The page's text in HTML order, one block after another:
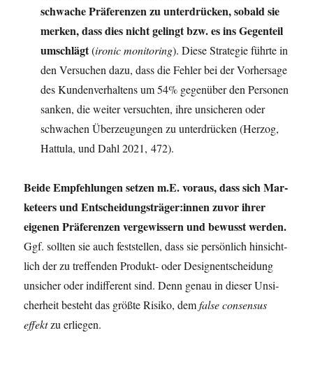
schwa­che Prä­fe­ren­zen zu unter­drü­cken, sobald sie
mer­ken, dass dies nicht gelingt bzw. es ins Gegen­teil
umschlägt(iro­nic moni­to­ring). Die­se Stra­te­gie führ­te in
den Ver­su­chen dazu, dass die Feh­ler bei der Vor­her­sa­ge
des Kun­den­ver­hal­tens um 54% gegen­über den Per­so­nen
san­ken, die wei­ter ver­such­ten, ihre unsi­che­ren oder
schwa­chen Über­zeu­gun­gen zu unter­drü­cken (Her­zog,
Hat­tu­la, und Dahl 2021, 472).
Bei­de Emp­feh­lun­gen set­zen m.E. vor­aus, dass sich Mar­
ke­teers und Entscheidungsträger:innen zuvor ihrer
eige­nen Prä­fe­ren­zen ver­ge­wis­sern und bewusst wer­den.
Ggf. soll­ten sie auch fest­stel­len, dass sie per­sön­lich hin­sicht­
lich der zu tref­fen­den Pro­dukt- oder Design­ent­schei­dung
unsi­cher oder indif­fe­rent sind. Denn genau in die­ser Unsi­
cher­heit besteht das größ­te Risi­ko, demfal­se con­sen­sus
effektzu erlie­gen.